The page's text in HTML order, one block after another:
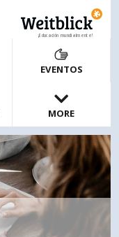
¡Educación mundialmente!
EVENTOS
MORE